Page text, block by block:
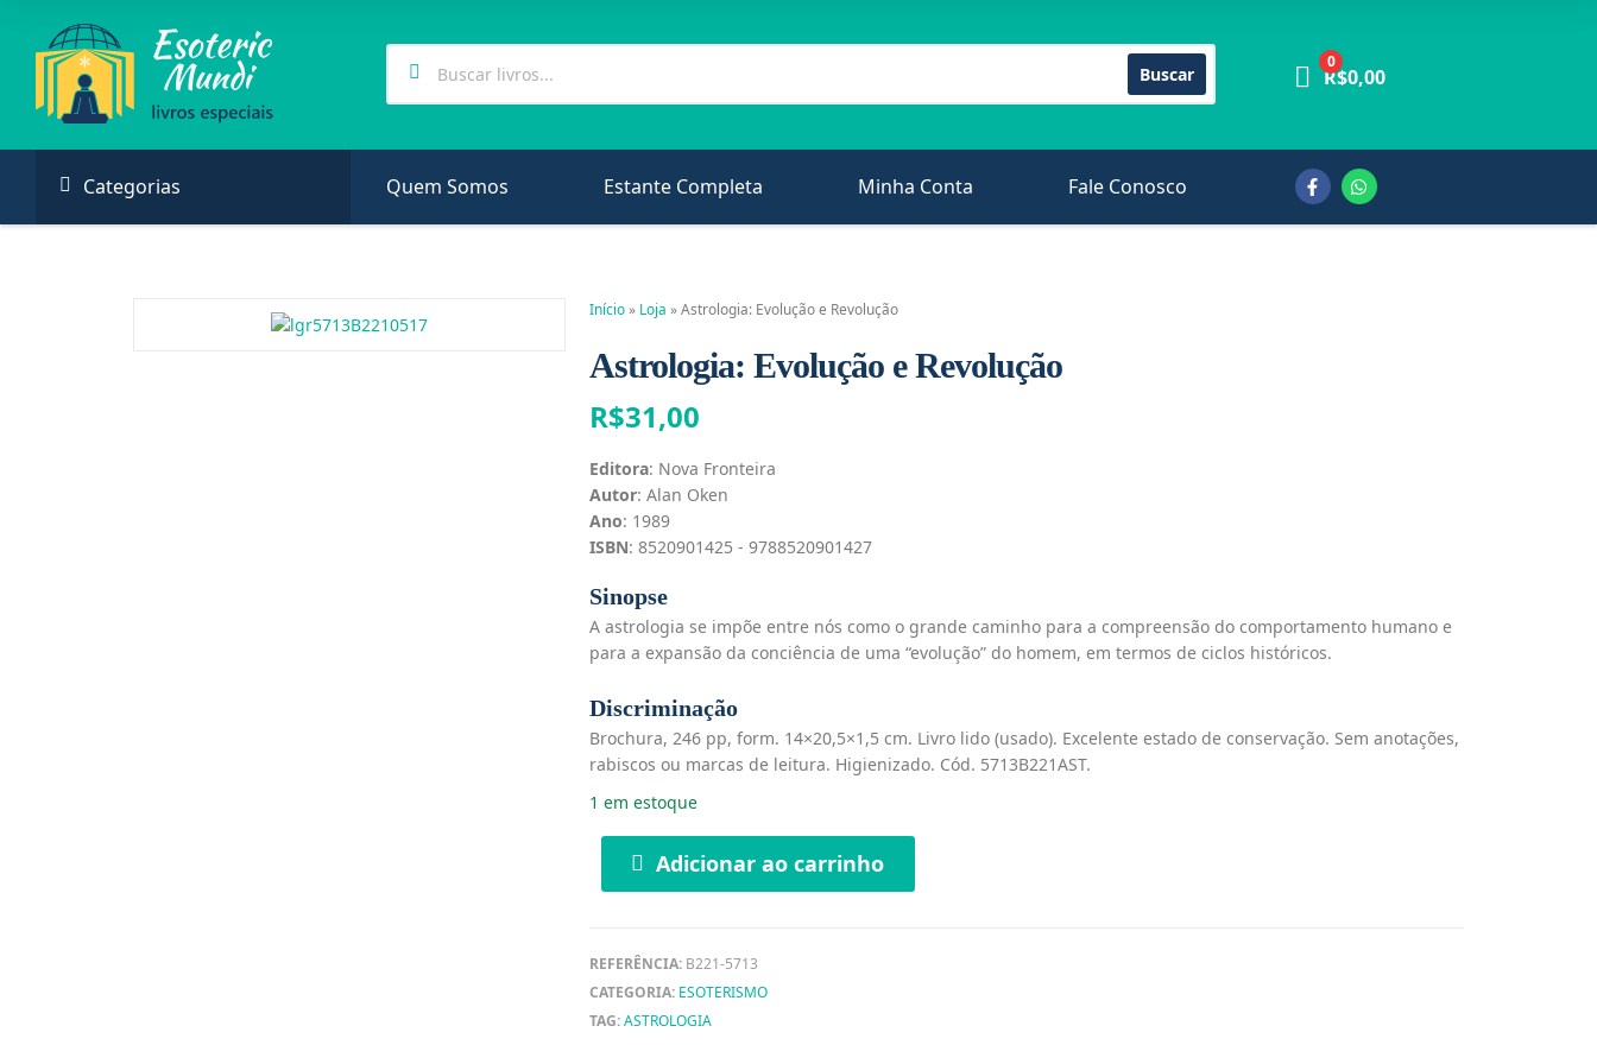
Buscar
0
R$0,00
Categorias Quem Somos Estante Completa Minha Conta Fale Conosco
Início» Loja »Astrologia: Evolução e Revolução
Astrologia: Evolução e Revolução
R$31,00
Editora: Nova Fronteira
Autor: Alan Oken
Ano: 1989
ISBN: 8520901425 - 9788520901427
Sinopse
A astrologia se impõe entre nós como o grande caminho para a compreensão do comportamento humano e
para a expansão da conciência de uma “evolução” do homem, em termos de ciclos históricos.
Discriminação
Brochura, 246 pp, form. 14×20,5×1,5 cm. Livro lido (usado). Excelente estado de conservação. Sem anotações,
rabiscos ou marcas de leitura. Higienizado. Cód. 5713B221AST.
1 em estoque
Adicionar ao carrinho
REFERÊNCIA: B221-5713
CATEGORIA: ESOTERISMO
TAG:ASTROLOGIA